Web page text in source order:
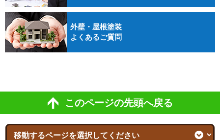
外壁・屋根塗装
よくあるご質問
このページの先頭へ戻る